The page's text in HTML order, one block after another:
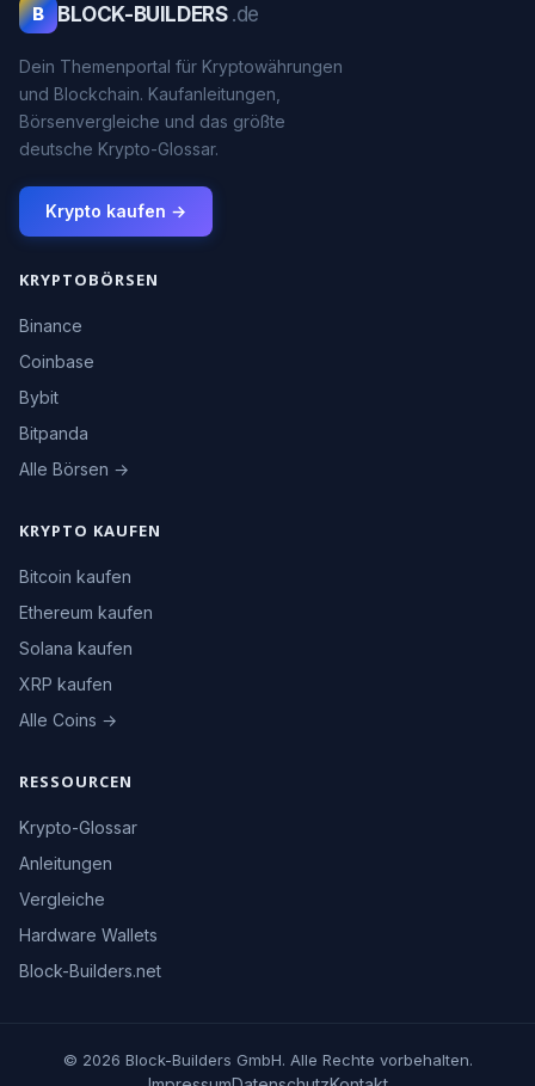
B BLOCK-BUILDERS .de
Dein Themenportal für Kryptowährungen
und Blockchain. Kaufanleitungen,
Börsenvergleiche und das größte
deutsche Krypto-Glossar.
Krypto kaufen →
KRYPTOBÖRSEN
Binance
Coinbase
Bybit
Bitpanda
Alle Börsen →
KRYPTO KAUFEN
Bitcoin kaufen
Ethereum kaufen
Solana kaufen
XRP kaufen
Alle Coins →
RESSOURCEN
Krypto-Glossar
Anleitungen
Vergleiche
Hardware Wallets
Block-Builders.net
© 2026 Block-Builders GmbH. Alle Rechte vorbehalten.